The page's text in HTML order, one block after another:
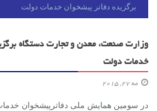
برگزیده دفاتر پیشخوان خدمات دولت
وزارت صنعت، معدن و تجارت دستگاه
خدمات دولت
مه 27, 2015
در سومین همایش ملی دفاترپیشخوان